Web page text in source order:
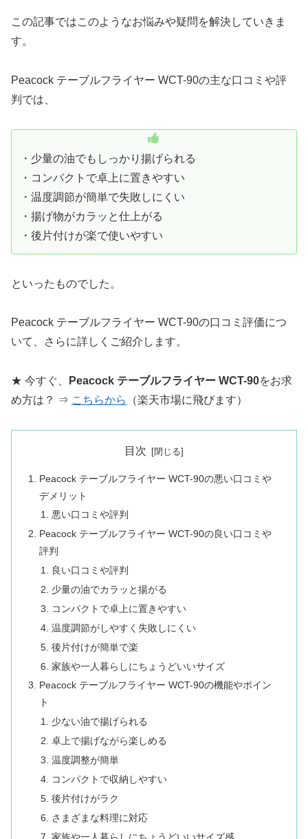
この記事ではこのようなお悩みや疑問を解決していきま
す。
Peacock テーブルフライヤー WCT-90の主な口コミや評
判では、
・少量の油でもしっかり揚げられる
・コンパクトで卓上に置きやすい
・温度調節が簡単で失敗しにくい
・揚げ物がカラッと仕上がる
・後片付けが楽で使いやすい
といったものでした。
Peacock テーブルフライヤー WCT-90の口コミ評価につ
いて、さらに詳しくご紹介します。
★ 今すぐ、 Peacock テーブルフライヤー WCT-90をお求
め方は？ ⇒ こちらから （楽天市場に飛びます）
目次
Peacock テーブルフライヤー WCT-90の悪い口コミや
デメリット
悪い口コミや評判
Peacock テーブルフライヤー WCT-90の良い口コミや
評判
良い口コミや評判
少量の油でカラッと揚がる
コンパクトで卓上に置きやすい
温度調節がしやすく失敗しにくい
後片付けが簡単で楽
家族や一人暮らしにちょうどいいサイズ
Peacock テーブルフライヤー WCT-90の機能やポイン
ト
少ない油で揚げられる
卓上で揚げながら楽しめる
温度調整が簡単
コンパクトで収納しやすい
後片付けがラク
さまざまな料理に対応
家族や一人暮らしにちょうどいいサイズ感